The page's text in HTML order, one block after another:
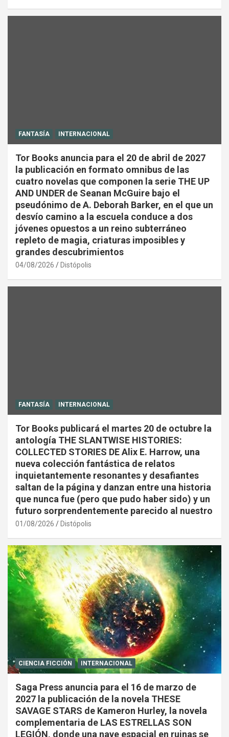
FANTASÍA INTERNACIONAL
Tor Books anuncia para el 20 de abril de 2027
la publicación en formato omnibus de las
cuatro novelas que componen la serie THE UP
AND UNDER de Seanan McGuire bajo el
pseudónimo de A. Deborah Barker, en el que un
desvío camino a la escuela conduce a dos
jóvenes opuestos a un reino subterráneo
repleto de magia, criaturas imposibles y
grandes descubrimientos
04/08/2026 Distópolis
FANTASÍA INTERNACIONAL
Tor Books publicará el martes 20 de octubre la
antología THE SLANTWISE HISTORIES:
COLLECTED STORIES DE Alix E. Harrow, una
nueva colección fantástica de relatos
inquietantemente resonantes y desafiantes
saltan de la página y danzan entre una historia
que nunca fue (pero que pudo haber sido) y un
futuro sorprendentemente parecido al nuestro
01/08/2026 Distópolis
CIENCIA FICCIÓN INTERNACIONAL
Saga Press anuncia para el 16 de marzo de
2027 la publicación de la novela THESE
SAVAGE STARS de Kameron Hurley, la novela
complementaria de LAS ESTRELLAS SON
LEGIÓN, donde una nave espacial en ruinas se